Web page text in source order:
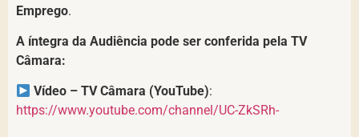
Emprego.
A íntegra da Audiência pode ser conferida pela TV
Câmara:
Vídeo – TV Câmara (YouTube):
https://www.youtube.com/channel/UC-ZkSRh-